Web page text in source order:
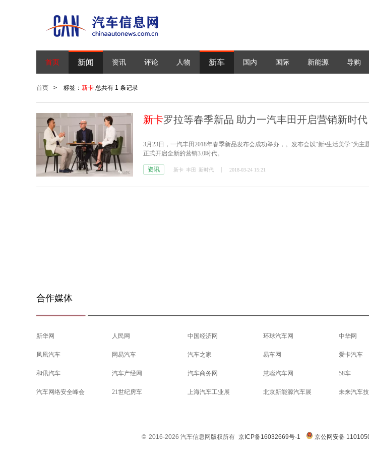
首页 新闻 资讯 评论 人物 新车 国内 国际 新能源 导购
首页 > 标签： 新卡 总共有 1 条记录
新卡罗拉等春季新品 助力一汽丰田开启营销新时代
3月23日，一汽丰田2018年春季新品发布会成功举办，。发布会以“新•生活美学”为主
正式开启全新的营销3.0时代。
资讯 新卡 丰田 新时代 2018-03-24 15:21
合作媒体
新华网 人民网 中国经济网 环球汽车网 中华网
凤凰汽车 网易汽车 汽车之家 易车网 爱卡汽车
和讯汽车 汽车产经网 汽车商务网 慧聪汽车网 58车
汽车网络安全峰会 21世纪房车 上海汽车工业展 北京新能源汽车展 未来汽车
© 2016-2026 汽车信息网版权所有 京ICP备16032669号-1 京公网安备